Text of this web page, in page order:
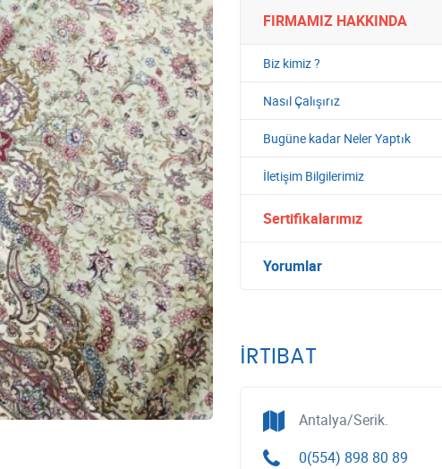
FIRMAMIZ HAKKINDA
Biz kimiz ?
Nasıl Çalışırız
Bugüne kadar Neler Yaptık
İletişim Bilgilerimiz
Sertifikalarımız
Yorumlar
İRTIBAT
Antalya/Serik.
0(554) 898 80 89